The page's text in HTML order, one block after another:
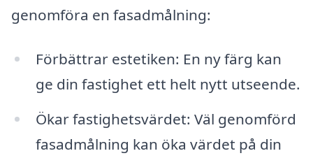
genomföra en fasadmålning:
Förbättrar estetiken: En ny färg kan
ge din fastighet ett helt nytt utseende.
Ökar fastighetsvärdet: Väl genomförd
fasadmålning kan öka värdet på din